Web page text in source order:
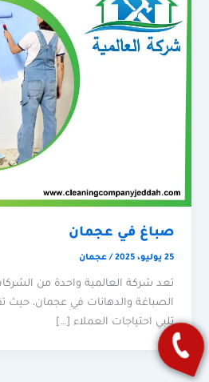
صباغ في عجمان
25 يوليو، 2025 /عجمان
تعد شركة العالمية واحدة من
الصباغة والدهانات في عجمان، حيث
تلبي احتياجات العملاء […]